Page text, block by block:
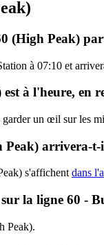
(High Peak)
à 07:10 et
à l'heure, en
un œil sur les
Peak) arrivera-t-
s'affichent dans
la ligne 60 -
Peak).